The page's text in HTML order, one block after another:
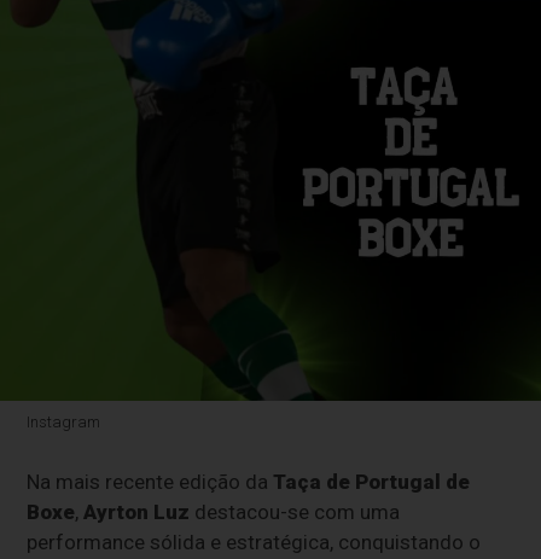
Instagram
Na mais recente edição da Taça de Portugal de
Boxe,Ayrton Luz destacou-se com uma
performance sólida e estratégica, conquistando o